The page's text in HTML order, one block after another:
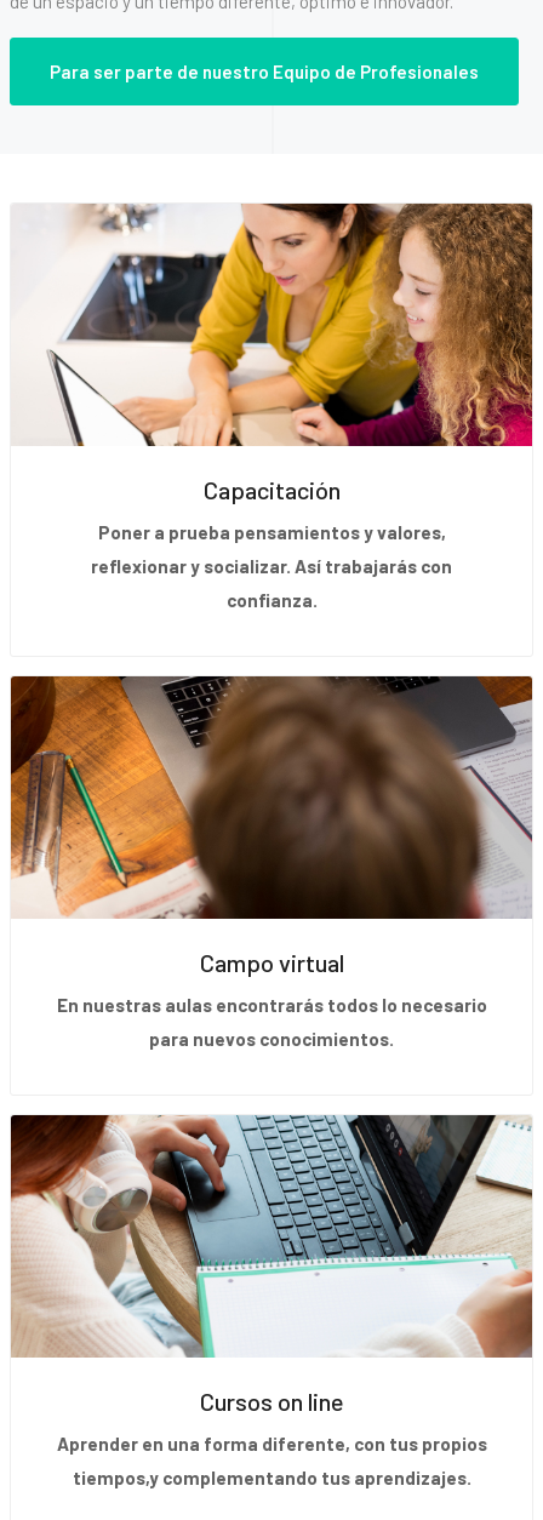
Para ser parte de nuestro Equipo de Profesionales
Capacitación
Poner a prueba pensamientos y valores,
reflexionar y socializar. Así trabajarás con
confianza.
Campo virtual
En nuestras aulas encontrarás todos lo necesario
para nuevos conocimientos.
Cursos on line
Aprender en una forma diferente, con tus propios
tiempos,y complementando tus aprendizajes.